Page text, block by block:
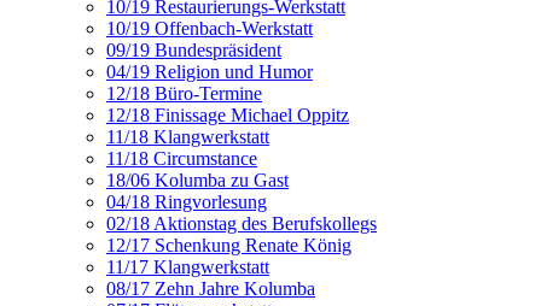
10/19 Restaurierungs-Werkstatt
10/19 Offenbach-Werkstatt
09/19 Bundespräsident
04/19 Religion und Humor
12/18 Büro-Termine
12/18 Finissage Michael Oppitz
11/18 Klangwerkstatt
11/18 Circumstance
18/06 Kolumba zu Gast
04/18 Ringvorlesung
02/18 Aktionstag des Berufskollegs
12/17 Schenkung Renate König
11/17 Klangwerkstatt
08/17 Zehn Jahre Kolumba